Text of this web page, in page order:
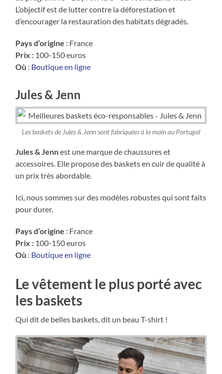
L’objectif est de lutter contre la déforestation et
d’encourager la restauration des habitats dégradés.
Pays d’origine : France
Prix : 100-150 euros
Où : Boutique en ligne
Jules & Jenn
Les baskets de Jules & Jenn sont fabriquées à la main au Portugal
Jules & Jennest une marque de chaussures et
accessoires. Elle propose des baskets en cuir de qualité à
un prix très abordable.
Ici, nous sommes sur des modèles robustes qui sont faits
pour durer.
Pays d’origine : France
Prix : 100-150 euros
Où : Boutique en ligne
Le vêtement le plus porté avec
les baskets
Qui dit de belles baskets, dit un beau T-shirt !